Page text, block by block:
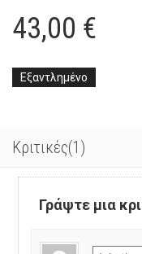
43,00 €
Εξαντλημένο
Κριτικές(1)
Γράψτε μια